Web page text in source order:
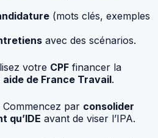
(mots clés, exemples
avec des scénarios.
votre CPF financer la
aide de France Travail.
Commencez par consolider
qu’IDE avant de viser l’IPA.